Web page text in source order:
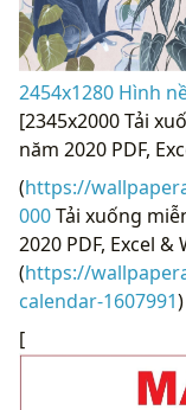
2454x1280 Hình
[2345x2000 Tải
năm 2020 PDF,
(https://
000Tải xuống
2020 PDF, Excel &
(https://
calendar-1607991)
[